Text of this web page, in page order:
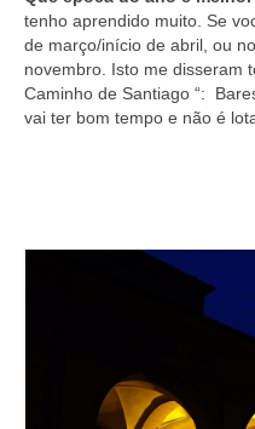
tenho aprendido muito. Se
de março/início de abril, ou
novembro. Isto me disseram
Caminho de Santiago “:
vai ter bom tempo e não é